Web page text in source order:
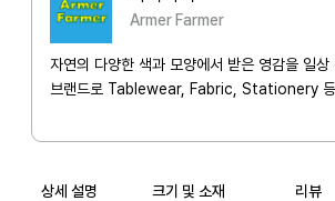
Armer Farmer
자연의 다양한 색과 모양에서 받은 영감을 일상
브랜드로 Tablewear, Fabric, Stationery 등
들을 위해 농부의 마음으로 제작하겠습니다. I'm a Farmer,
상세 설명 크기 및 소재 리뷰